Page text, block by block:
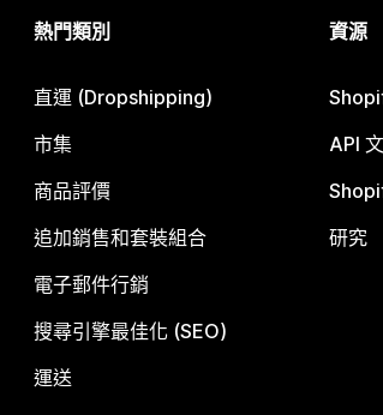
熱門類別
直運 (Dropshipping)
市集
商品評價
追加銷售和套裝組合
電子郵件行銷
搜尋引擎最佳化 (SEO)
運送
資源
API
研究